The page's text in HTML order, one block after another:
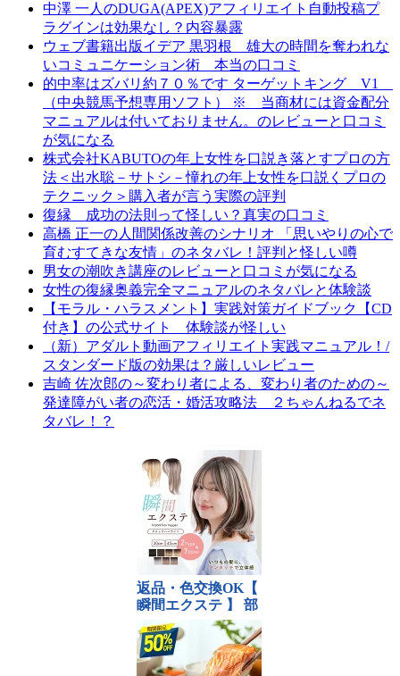
中澤 一人のDUGA(APEX)アフィリエイト自動投稿プ
ラグインは効果なし？内容暴露
ウェブ書籍出版イデア 黒羽根 雄大の時間を奪われな
いコミュニケーション術 本当の口コミ
的中率はズバリ約７０％です ターゲットキング V1
（中央競馬予想専用ソフト） ※ 当商材には資金配分
マニュアルは付いておりません。のレビューと口コミ
が気になる
株式会社KABUTOの年上女性を口説き落とすプロの方
法＜出水聡－サトシ－憧れの年上女性を口説くプロの
テクニック＞購入者が言う実際の評判
復縁 成功の法則って怪しい？真実の口コミ
高橋 正一の人間関係改善のシナリオ 「思いやりの心で
育むすてきな友情」のネタバレ！評判と怪しい噂
男女の潮吹き講座のレビューと口コミが気になる
女性の復縁奥義完全マニュアルのネタバレと体験談
【モラル・ハラスメント】実践対策ガイドブック【CD
付き】の公式サイト 体験談が怪しい
（新）アダルト動画アフィリエイト実践マニュアル！/
スタンダード版の効果は？厳しいレビュー
吉崎 佐次郎の～変わり者による、変わり者のための～
発達障がい者の恋活・婚活攻略法 ２ちゃんねるでネ
タバレ！？